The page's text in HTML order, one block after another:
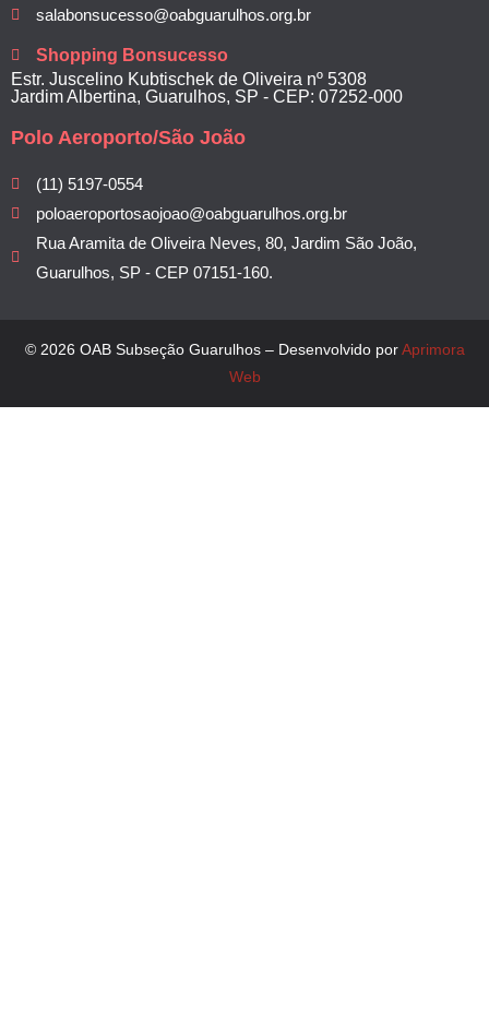
salabonsucesso@oabguarulhos.org.br
Shopping Bonsucesso
Estr. Juscelino Kubtischek de Oliveira nº 5308
Jardim Albertina, Guarulhos, SP - CEP: 07252-000
Polo Aeroporto/São João
(11) 5197-0554
poloaeroportosaojoao@oabguarulhos.org.br
Rua Aramita de Oliveira Neves, 80, Jardim São João,
Guarulhos, SP - CEP 07151-160.
© 2026 OAB Subseção Guarulhos – Desenvolvido porAprimora
Web